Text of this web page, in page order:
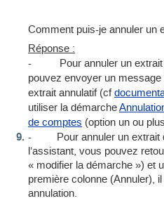
Comment puis-je annuler un
Réponse :
- Pour annuler un extrait
pouvez envoyer un
extrait annulatif (cf
utiliser la démarche
de comptes (option un ou
- Pour annuler un extrait
l’assistant, vous pouvez
« modifier la démarche ») et
première colonne (Annuler),
annulation.